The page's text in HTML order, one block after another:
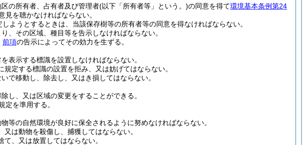
の所有者、占有者及び管理者(以下「所有者等」という。)の同意を得て環境基本条例第24
見を聴かなければならない。
しようとするときは、当該保存樹等の所有者等の同意を得なければならない。
、その区域、種目等を告示しなければならない。
前項の告示によってその効力を生ずる。
表示する標識を設置しなければならない。
規定する標識の設置を拒み、又は妨げてはならない。
で移動し、除去し、又はき損してはならない。
し、又は区域の変更をすることができる。
定を準用する。
等の自然環境が良好に保全されるように努めなければならない。
は動物を殺傷し、捕獲してはならない。
、又は放置してはならない。